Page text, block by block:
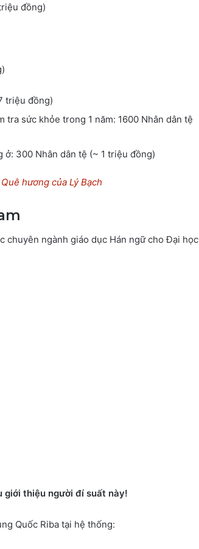
đồng)
triệu đồng)
sức khỏe trong 1 năm: 1600 Nhân dân tệ
300 Nhân dân tệ (~ 1 triệu đồng)
hương của Lý Bạch
chuyên ngành giáo dục Hán ngữ cho Đại học
giới thiệu người đí suất này!
Quốc Riba tại hệ thống: